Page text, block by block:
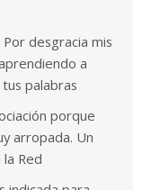
desgracia mis
a
palabras
porque
arropada. Un
Red